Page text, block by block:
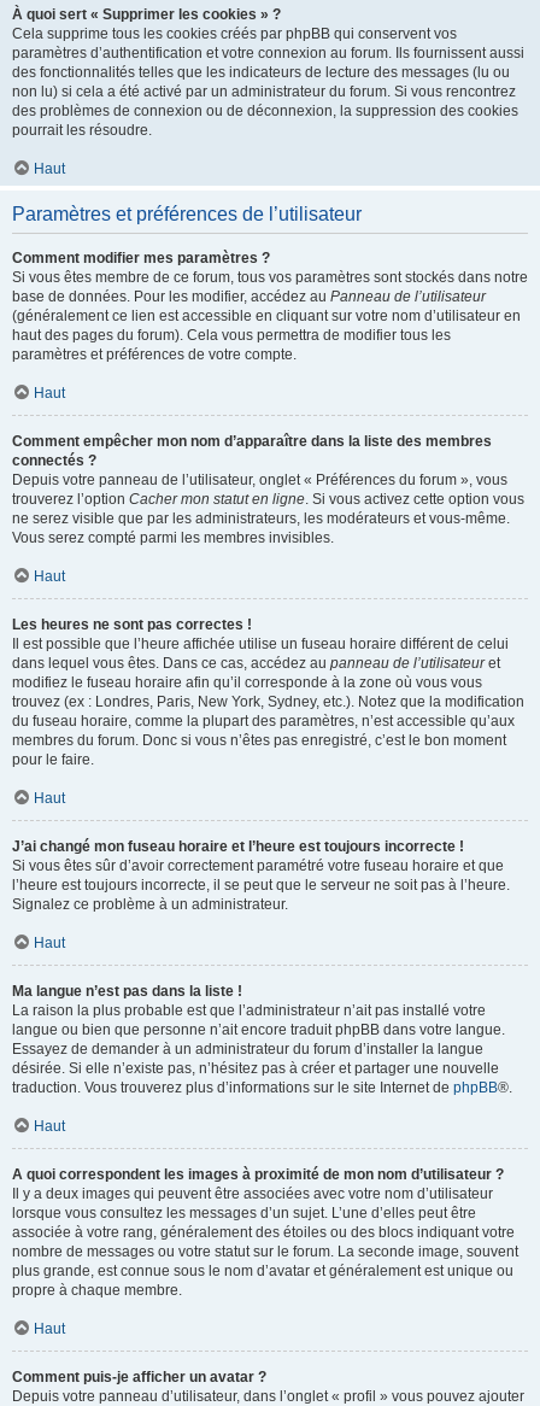
À quoi sert « Supprimer les cookies » ?
Cela supprime tous les cookies créés par phpBB qui conservent vos
paramètres d’authentification et votre connexion au forum. Ils fournissent aussi
des fonctionnalités telles que les indicateurs de lecture des messages (lu ou
non lu) si cela a été activé par un administrateur du forum. Si vous rencontrez
des problèmes de connexion ou de déconnexion, la suppression des cookies
pourrait les résoudre.
Haut
Paramètres et préférences de l’utilisateur
Comment modifier mes paramètres ?
Si vous êtes membre de ce forum, tous vos paramètres sont stockés dans notre
base de données. Pour les modifier, accédez au Panneau de l’utilisateur
(généralement ce lien est accessible en cliquant sur votre nom d’utilisateur en
haut des pages du forum). Cela vous permettra de modifier tous les
paramètres et préférences de votre compte.
Haut
Comment empêcher mon nom d’apparaître dans la liste des membres
connectés ?
Depuis votre panneau de l’utilisateur, onglet « Préférences du forum », vous
trouverez l’option Cacher mon statut en ligne. Si vous activez cette option vous
ne serez visible que par les administrateurs, les modérateurs et vous-même.
Vous serez compté parmi les membres invisibles.
Haut
Les heures ne sont pas correctes !
Il est possible que l’heure affichée utilise un fuseau horaire différent de celui
dans lequel vous êtes. Dans ce cas, accédez au panneau de l’utilisateuret
modifiez le fuseau horaire afin qu’il corresponde à la zone où vous vous
trouvez (ex : Londres, Paris, New York, Sydney, etc.). Notez que la modification
du fuseau horaire, comme la plupart des paramètres, n’est accessible qu’aux
membres du forum. Donc si vous n’êtes pas enregistré, c’est le bon moment
pour le faire.
Haut
J’ai changé mon fuseau horaire et l’heure est toujours incorrecte !
Si vous êtes sûr d’avoir correctement paramétré votre fuseau horaire et que
l’heure est toujours incorrecte, il se peut que le serveur ne soit pas à l’heure.
Signalez ce problème à un administrateur.
Haut
Ma langue n’est pas dans la liste !
La raison la plus probable est que l’administrateur n’ait pas installé votre
langue ou bien que personne n’ait encore traduit phpBB dans votre langue.
Essayez de demander à un administrateur du forum d’installer la langue
désirée. Si elle n’existe pas, n’hésitez pas à créer et partager une nouvelle
traduction. Vous trouverez plus d’informations sur le site Internet de phpBB®.
Haut
A quoi correspondent les images à proximité de mon nom d’utilisateur ?
Il y a deux images qui peuvent être associées avec votre nom d’utilisateur
lorsque vous consultez les messages d’un sujet. L’une d’elles peut être
associée à votre rang, généralement des étoiles ou des blocs indiquant votre
nombre de messages ou votre statut sur le forum. La seconde image, souvent
plus grande, est connue sous le nom d’avatar et généralement est unique ou
propre à chaque membre.
Haut
Comment puis-je afficher un avatar ?
Depuis votre panneau d’utilisateur, dans l’onglet « profil » vous pouvez ajouter